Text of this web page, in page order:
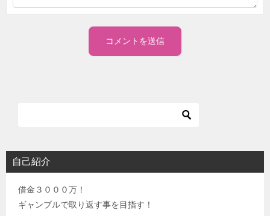
自己紹介
借金３０００万！
ギャンブルで取り返す事を目指す！